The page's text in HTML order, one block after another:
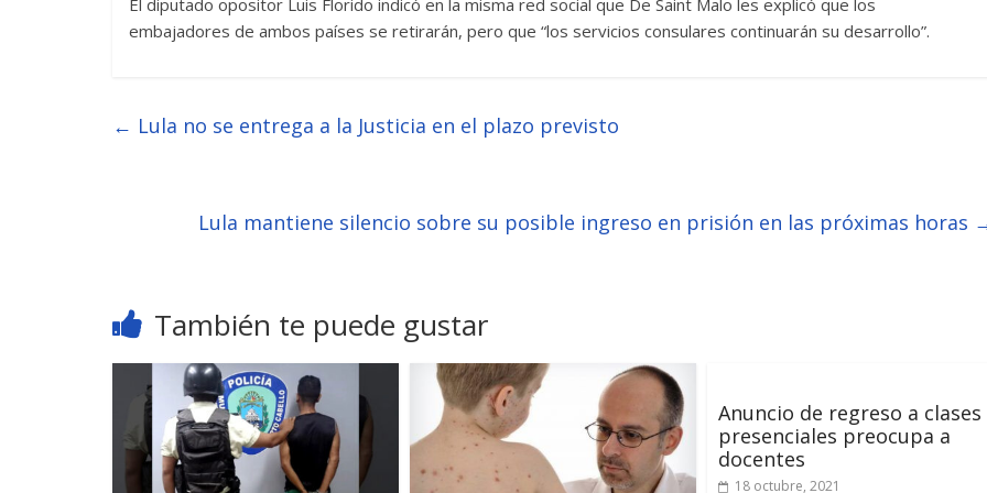
El diputado opositor Luis Florido indicó en la misma red social que De Saint Malo les explicó que los
embajadores de ambos países se retirarán, pero que “los servicios consulares continuarán su desarrollo”.
← Lula no se entrega a la Justicia en el plazo previsto
Lula mantiene silencio sobre su posible ingreso en prisión en las próximas horas
También te puede gustar
Anuncio de regreso a clases
presenciales preocupa a
docentes
18 octubre, 2021